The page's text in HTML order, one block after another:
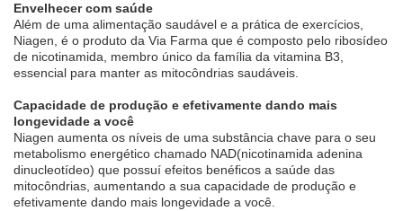
Envelhecer com saúde
Além de uma alimentação saudável e a prática de exercícios,
Niagen, é o produto da Via Farma que é composto pelo ribosídeo
de nicotinamida, membro único da família da vitamina B3,
essencial para manter as mitocôndrias saudáveis.
Capacidade de produção e efetivamente dando mais
longevidade a você
Niagen aumenta os níveis de uma substância chave para o seu
metabolismo energético chamado NAD(nicotinamida adenina
dinucleotídeo) que possuí efeitos benéficos a saúde das
mitocôndrias, aumentando a sua capacidade de produção e
efetivamente dando mais longevidade a você.